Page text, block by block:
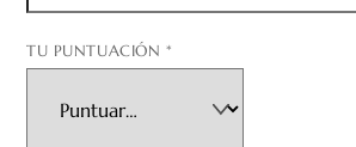
TU PUNTUACIÓN *